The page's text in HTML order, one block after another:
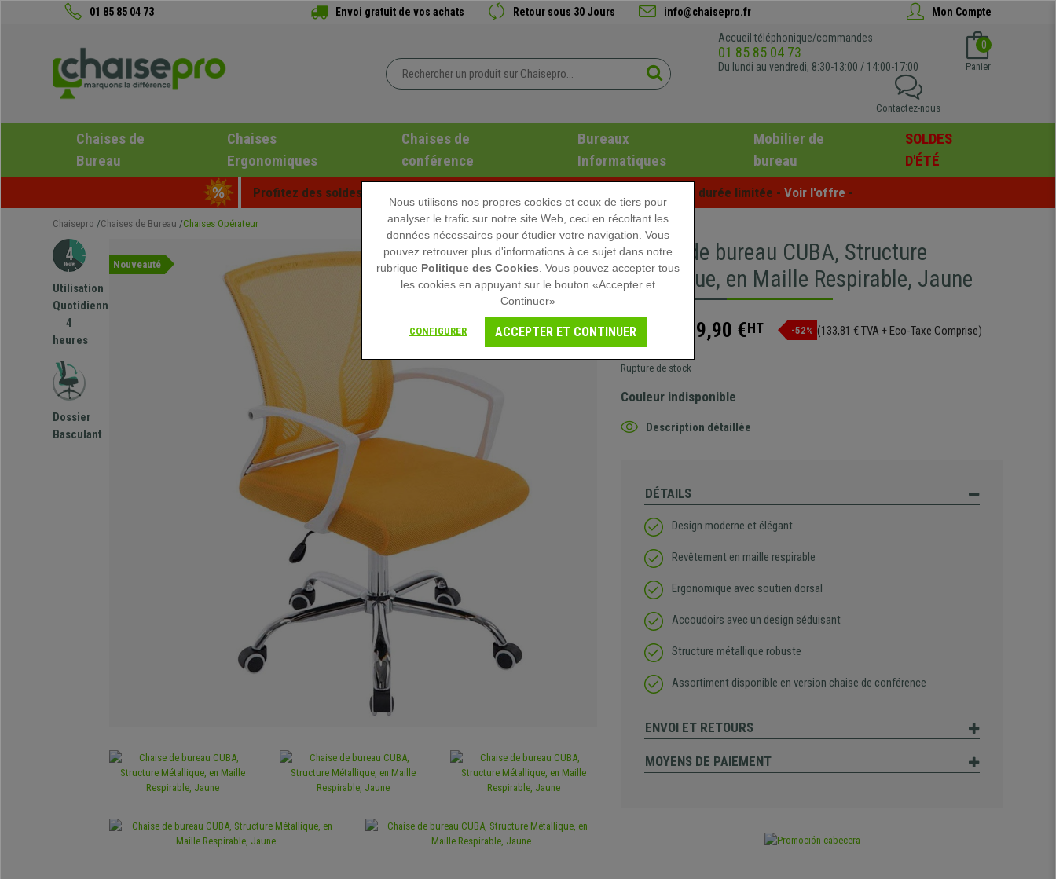
01 85 85 04 73 Envoi gratuit de vos achats Retour sous 30 Jours info@chaisepro.fr Mon Compte
Accueil téléphonique/commandes
01 85 85 04 73
Du lundi au vendredi, 8:30-13:00 / 14:00-17:00
0
Panier
Contactez-nous
Chaises de
Bureau
Chaises
Ergonomiques
Chaises de
conférence
Bureaux
Informatiques
Mobilier de
bureau
SOLDES
D'ÉTÉ
Profitez des soldes d'été chez Chaisepro ! Des réductions exclusives pour une durée limitée - Voir l'offre -
Chaisepro Chaises de Bureau Chaises Opérateur
Utilisation
Quotidienne
4
heures
Dossier
Basculant
Nouveauté
Chaise de bureau CUBA, Structure
Métallique, en Maille Respirable, Jaune
229,90 € 109,90 €HT -52% (133,81 € TVA + Eco-Taxe Comprise)
Rupture de stock
Couleur indisponible
Description détaillée
DÉTAILS
Design moderne et élégant
Revêtement en maille respirable
Ergonomique avec soutien dorsal
Accoudoirs avec un design séduisant
Structure métallique robuste
Assortiment disponible en version chaise de conférence
ENVOI ET RETOURS
MOYENS DE PAIEMENT
Nous utilisons nos propres cookies et ceux de tiers pour
analyser le trafic sur notre site Web, ceci en récoltant les
données nécessaires pour étudier votre navigation. Vous
pouvez retrouver plus d'informations à ce sujet dans notre
rubrique Politique des Cookies . Vous pouvez accepter tous
les cookies en appuyant sur le bouton «Accepter et
Continuer»
CONFIGURER ACCEPTER ET CONTINUER